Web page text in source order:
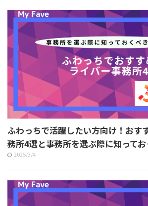
ふわっちで活躍したい方向け！おす
務所4選と事務所を選ぶ際に知って
2025/3/4